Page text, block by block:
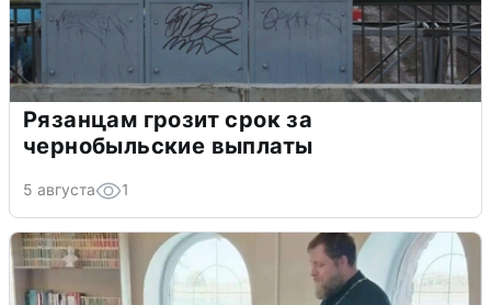
Рязанцам грозит срок за
чернобыльские выплаты
5 августа 1